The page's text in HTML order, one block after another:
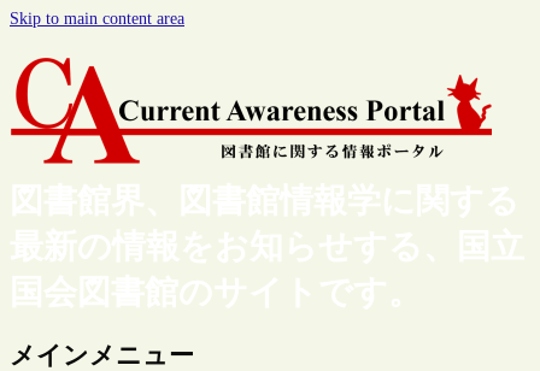
Skip to main content area
図書館界、図書館情報学に関する
最新の情報をお知らせする、国立
国会図書館のサイトです。
メインメニュー